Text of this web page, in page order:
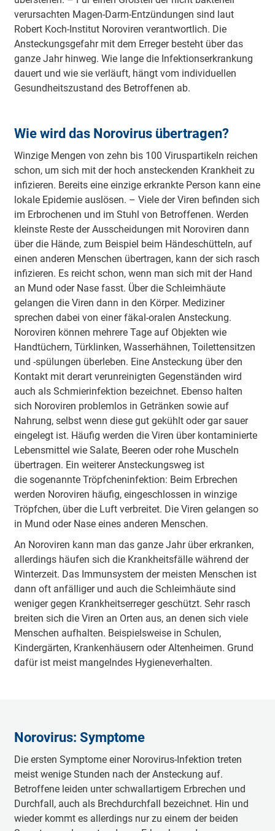
verursachten Magen-Darm-Entzündungen sind laut
Robert Koch-Institut Noroviren verantwortlich. Die
Ansteckungsgefahr mit dem Erreger besteht über das
ganze Jahr hinweg. Wie lange die Infektionserkrankung
dauert und wie sie verläuft, hängt vom individuellen
Gesundheitszustand des Betroffenen ab.
Wie wird das Norovirus übertragen?
Winzige Mengen von zehn bis 100 Viruspartikeln reichen
schon, um sich mit der hoch ansteckenden Krankheit zu
infizieren. Bereits eine einzige erkrankte Person kann eine
lokale Epidemie auslösen. – Viele der Viren befinden sich
im Erbrochenen und im Stuhl von Betroffenen. Werden
kleinste Reste der Ausscheidungen mit Noroviren dann
über die Hände, zum Beispiel beim Händeschütteln, auf
einen anderen Menschen übertragen, kann der sich rasch
infizieren. Es reicht schon, wenn man sich mit der Hand
an Mund oder Nase fasst. Über die Schleimhäute
gelangen die Viren dann in den Körper. Mediziner
sprechen dabei von einer fäkal-oralen Ansteckung.
Noroviren können mehrere Tage auf Objekten wie
Handtüchern, Türklinken, Wasserhähnen, Toilettensitzen
und -spülungen überleben. Eine Ansteckung über den
Kontakt mit derart verunreinigten Gegenständen wird
auch als Schmierinfektion bezeichnet. Ebenso halten
sich Noroviren problemlos in Getränken sowie auf
Nahrung, selbst wenn diese gut gekühlt oder gar sauer
eingelegt ist. Häufig werden die Viren über kontaminierte
Lebensmittel wie Salate, Beeren oder rohe Muscheln
übertragen. Ein weiterer Ansteckungsweg ist
die sogenannte Tröpfcheninfektion: Beim Erbrechen
werden Noroviren häufig, eingeschlossen in winzige
Tröpfchen, über die Luft verbreitet. Die Viren gelangen so
in Mund oder Nase eines anderen Menschen.
An Noroviren kann man das ganze Jahr über erkranken,
allerdings häufen sich die Krankheitsfälle während der
Winterzeit. Das Immunsystem der meisten Menschen ist
dann oft anfälliger und auch die Schleimhäute sind
weniger gegen Krankheitserreger geschützt. Sehr rasch
breiten sich die Viren an Orten aus, an denen sich viele
Menschen aufhalten. Beispielsweise in Schulen,
Kindergärten, Krankenhäusern oder Altenheimen. Grund
dafür ist meist mangelndes Hygieneverhalten.
Norovirus: Symptome
Die ersten Symptome einer Norovirus-Infektion treten
meist wenige Stunden nach der Ansteckung auf.
Betroffene leiden unter schwallartigem Erbrechen und
Durchfall, auch als Brechdurchfall bezeichnet. Hin und
wieder kommt es allerdings nur zu einem der beiden